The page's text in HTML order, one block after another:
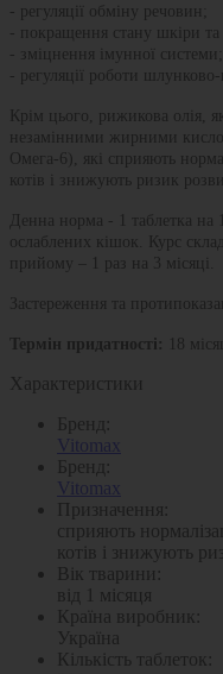
- регуляції обміну речовин;
- покращення стану шкіри та
- зміцнення імунної системи;
- регуляції роботи
Крім цього, рижикова олія,
незамінними жирними
Омега-6), які сприяють
котів і знижують ризик
Денна норма - 1 таблетка на
ослаблених кішок. Курс
прийому – 1 раз на 3 місяці.
Застереження та
Термін придатності: 18
Характеристики
Бренд:
Vitomax
Бренд:
Vitomax
Призначення:
сприяють
котів і знижують
Вік тварини:
від 1 місяця
Країна виробник:
Україна
Кількість таблеток: